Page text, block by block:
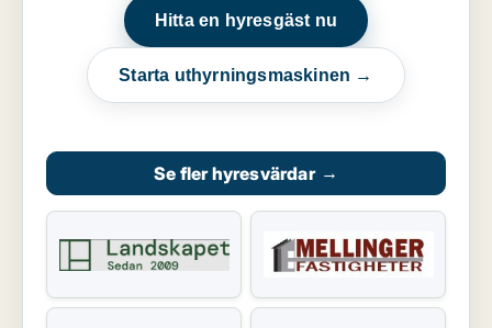
Hitta en hyresgäst nu
Starta uthyrningsmaskinen →
Se fler hyresvärdar →